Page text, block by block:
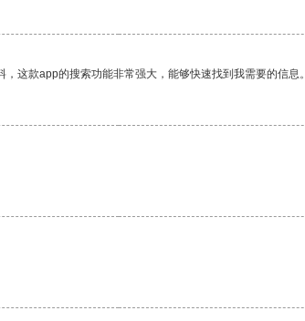
这款app的搜索功能非常强大，能够快速找到我需要的信息。